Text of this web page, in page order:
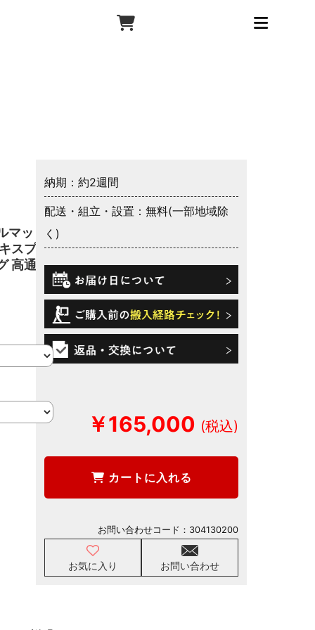
ット
スプリ
高通気
納期：約2週間
配送・組立・設置：無料(一部地域除
く)
￥165,000
カートに入れる
お気に入り お問い合わせ
お問い合わせコード： 304130200